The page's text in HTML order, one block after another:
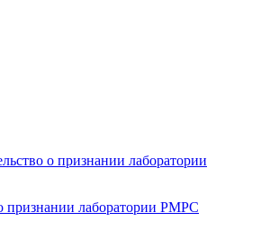
признании лаборатории РМРС